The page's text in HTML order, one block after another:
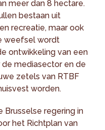
meer dan 8 hectare.
bestaan uit
recreatie, maar ook
weefsel wordt
ontwikkeling van een
mediasector en de
zetels van RTBF
worden.
Brusselse regering in
het Richtplan van